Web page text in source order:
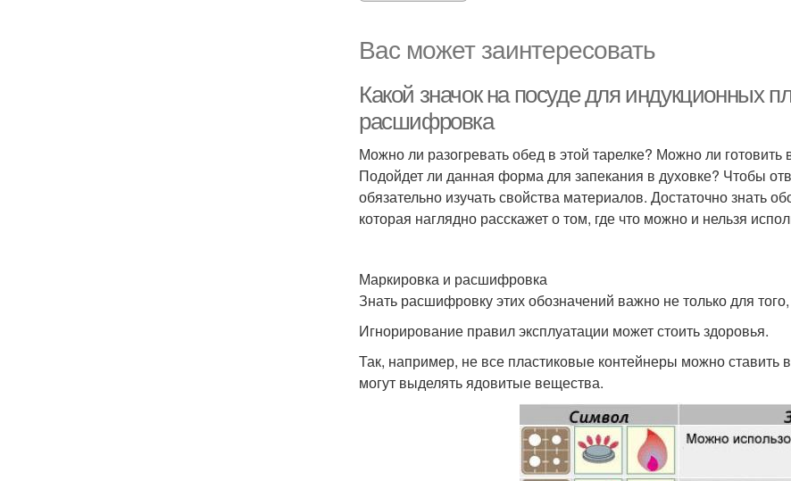
Вас может заинтересовать
Какой значок на посуде для индукционных
расшифровка
Можно ли разогревать обед в этой тарелке? Можно ли готовить
Подойдет ли данная форма для запекания в духовке? Чтобы
обязательно изучать свойства материалов. Достаточно знать
которая наглядно расскажет о том, где что можно и нельзя
Маркировка и расшифровка
Знать расшифровку этих обозначений важно не только для
Игнорирование правил эксплуатации может стоить здоровья.
Так, например, не все пластиковые контейнеры можно
могут выделять ядовитые вещества.